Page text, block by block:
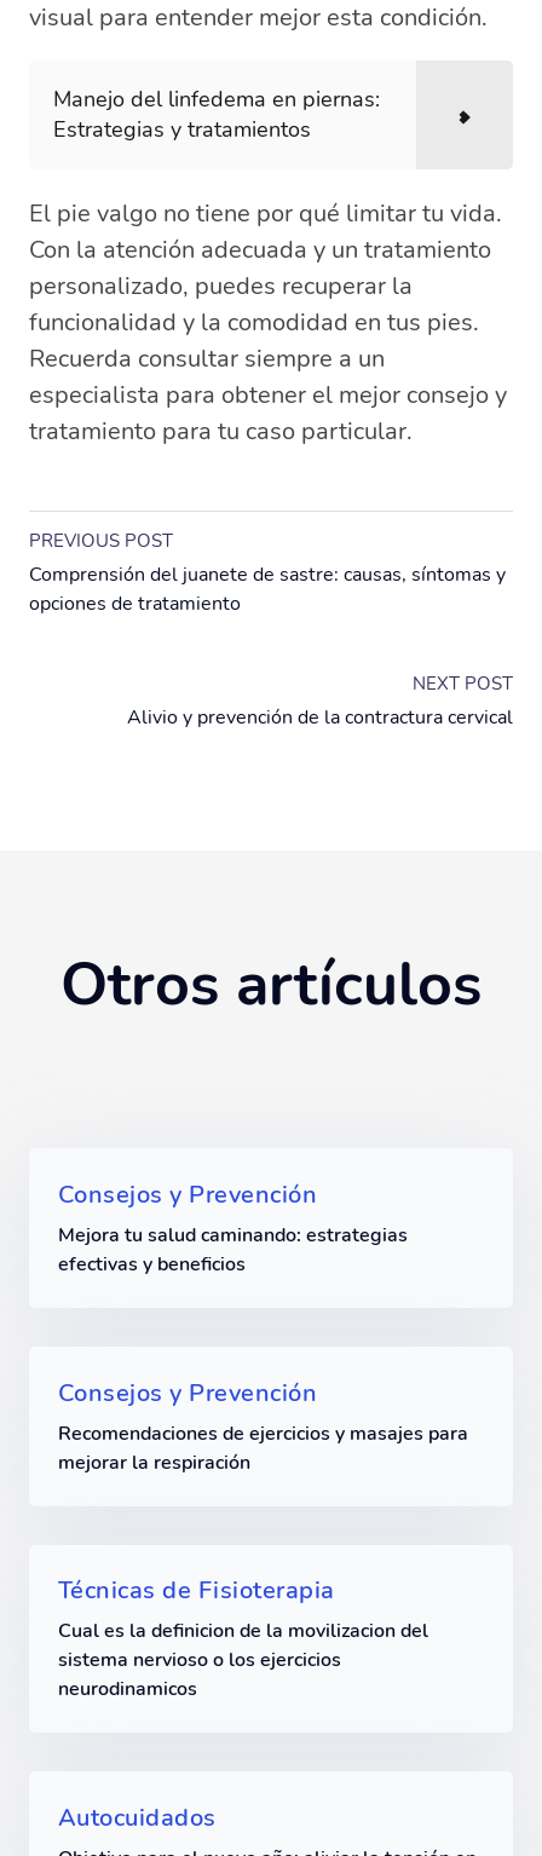
visual para entender mejor esta condición.
Manejo del linfedema en piernas:
Estrategias y tratamientos
El pie valgo no tiene por qué limitar tu vida.
Con la atención adecuada y un tratamiento
personalizado, puedes recuperar la
funcionalidad y la comodidad en tus pies.
Recuerda consultar siempre a un
especialista para obtener el mejor consejo y
tratamiento para tu caso particular.
PREVIOUS POST
Comprensión del juanete de sastre: causas, síntomas y
opciones de tratamiento
NEXT POST
Alivio y prevención de la contractura cervical
Otros artículos
Consejos y Prevención
Mejora tu salud caminando: estrategias
efectivas y beneficios
Consejos y Prevención
Recomendaciones de ejercicios y masajes para
mejorar la respiración
Técnicas de Fisioterapia
Cual es la definicion de la movilizacion del
sistema nervioso o los ejercicios
neurodinamicos
Autocuidados